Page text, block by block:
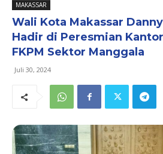
MAKASSAR
Wali Kota Makassar
Hadir di Peresmian
FKPM Sektor Manggala
Juli 30, 2024